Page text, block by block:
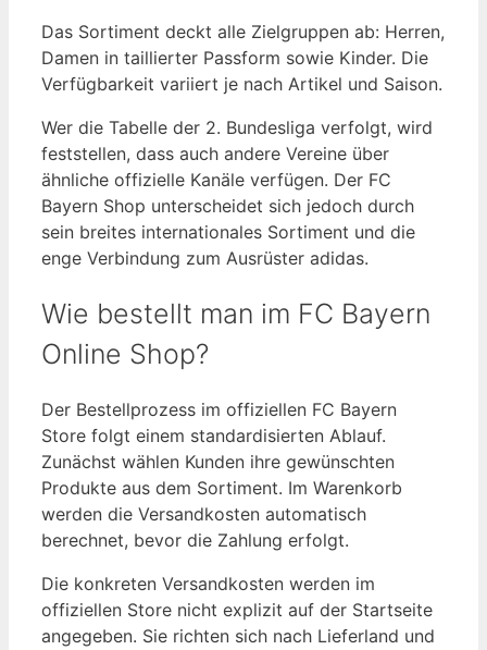
Das Sortiment deckt alle Zielgruppen ab: Herren,
Damen in taillierter Passform sowie Kinder. Die
Verfügbarkeit variiert je nach Artikel und Saison.
Wer die Tabelle der 2. Bundesliga verfolgt, wird
feststellen, dass auch andere Vereine über
ähnliche offizielle Kanäle verfügen. Der FC
Bayern Shop unterscheidet sich jedoch durch
sein breites internationales Sortiment und die
enge Verbindung zum Ausrüster adidas.
Wie bestellt man im FC Bayern
Online Shop?
Der Bestellprozess im offiziellen FC Bayern
Store folgt einem standardisierten Ablauf.
Zunächst wählen Kunden ihre gewünschten
Produkte aus dem Sortiment. Im Warenkorb
werden die Versandkosten automatisch
berechnet, bevor die Zahlung erfolgt.
Die konkreten Versandkosten werden im
offiziellen Store nicht explizit auf der Startseite
angegeben. Sie richten sich nach Lieferland und